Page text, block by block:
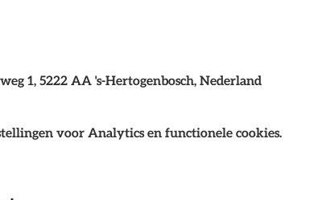
1, 5222 AA 's-Hertogenbosch, Nederland
voor Analytics en functionele cookies.